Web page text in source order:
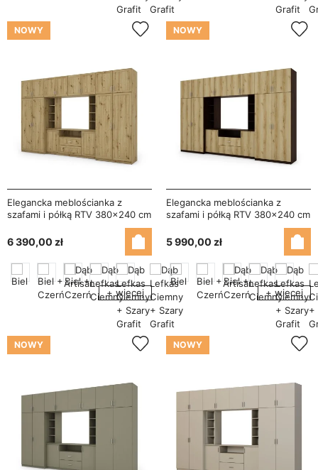
NOWY
Elegancka meblościanka z
szafami i półką RTV 380×240 cm
6 390,00 zł
+ więcej
NOWY
Elegancka meblościanka z
szafami i półką RTV 380×240 cm
Sonoma Ciemna / Dąb Grand
Naturalny – DAKO
5 990,00 zł
+ więcej
NOWY NOWY